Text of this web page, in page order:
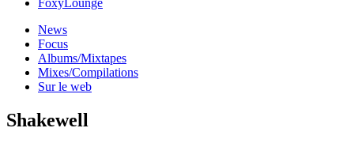
FoxyLounge
News
Focus
Albums/Mixtapes
Mixes/Compilations
Sur le web
Shakewell